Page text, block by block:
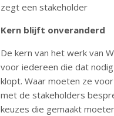
zegt een stakeholder
Kern blijft onveranderd
De kern van het werk van
voor iedereen die dat
klopt. Waar moeten ze
met de stakeholders
keuzes die gemaakt